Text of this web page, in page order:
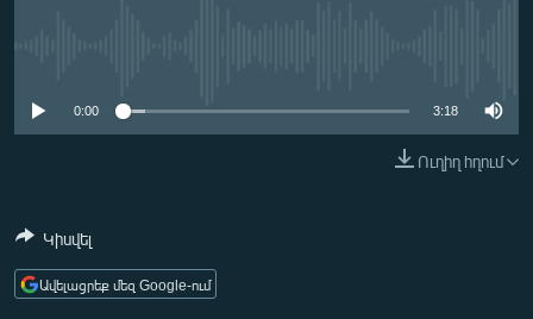
ՄԻՋԱԶԳԱՅԻՆ
ՄԵԿՆԱԲԱՆՈՒԹՅՈՒՆ
ՏՏ ԵՒ ԻՆՏԵՐՆԵՏ
0:00 3:18
Ուղիղ հղում
Կիսվել
Ավելացրեք մեզ Google-ում